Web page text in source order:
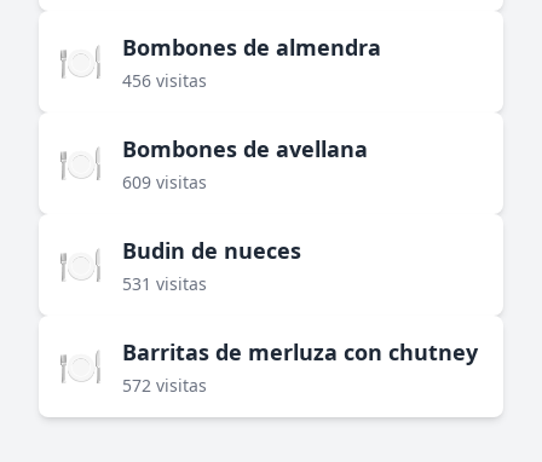
🍽️ Bombones de almendra
456 visitas
🍽️ Bombones de avellana
609 visitas
🍽️ Budin de nueces
531 visitas
🍽️ Barritas de merluza con chutney
572 visitas